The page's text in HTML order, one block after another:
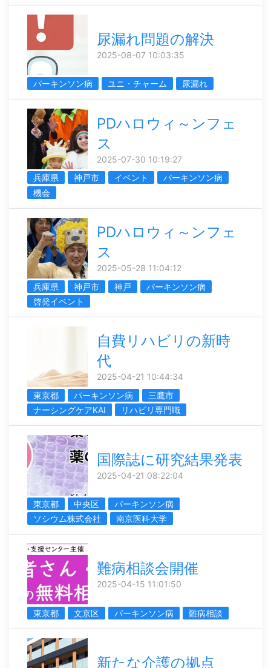
尿漏れ問題の解決
2025-08-07 10:03:35
パーキンソン病 ユニ・チャーム 尿漏れ
PDハロウィ～ンフェ
ス
2025-07-30 10:19:27
兵庫県
神戸市 イベント
パーキンソン病
機会
PDハロウィ～ンフェ
ス
2025-05-28 11:04:12
兵庫県
神戸市 神戸
パーキンソン病
啓発イベント
自費リハビリの新時
代
2025-04-21 10:44:34
東京都
パーキンソン病
三鷹市
ナーシングケアKAI
リハビリ専門職
国際誌に研究結果発表
2025-04-21 08:22:04
東京都 中央区
パーキンソン病
ソシウム株式会社
南京医科大学
難病相談会開催
2025-04-15 11:01:50
東京都 文京区 パーキンソン病 難病相談
新たな介護の拠点